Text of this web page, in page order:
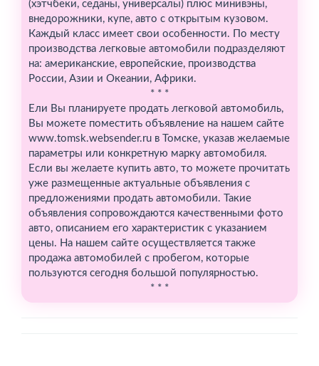
(хэтчбеки, седаны, универсалы) плюс минивэны,
внедорожники, купе, авто с открытым кузовом.
Каждый класс имеет свои особенности. По месту
производства легковые автомобили подразделяют
на: американские, европейские, производства
России, Азии и Океании, Африки.
* * *
Ели Вы планируете продать легковой автомобиль,
Вы можете поместить объявление на нашем сайте
www.tomsk.websender.ru в Томске, указав желаемые
параметры или конкретную марку автомобиля.
Если вы желаете купить авто, то можете прочитать
уже размещенные актуальные объявления с
предложениями продать автомобили. Такие
объявления сопровождаются качественными фото
авто, описанием его характеристик с указанием
цены. На нашем сайте осуществляется также
продажа автомобилей с пробегом, которые
пользуются сегодня большой популярностью.
* * *